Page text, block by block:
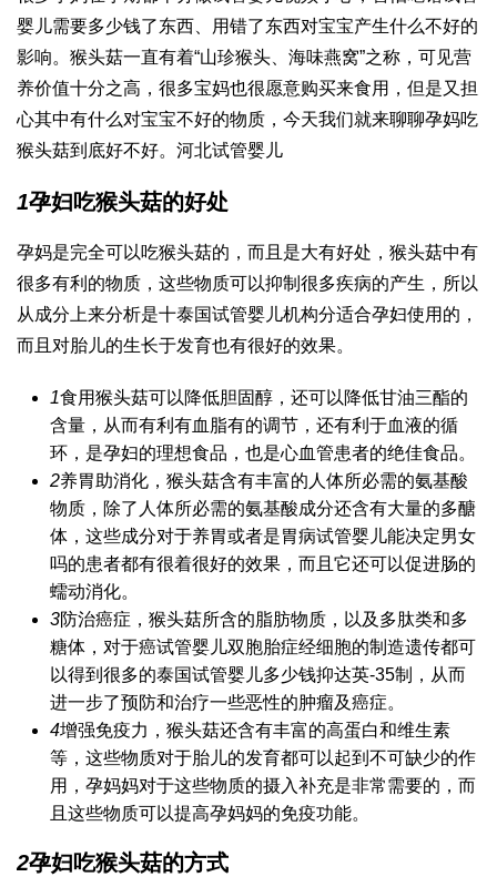
婴儿需要多少钱了东西、用错了东西对宝宝产生什么不好的
影响。猴头菇一直有着“山珍猴头、海味燕窝”之称，可见营
养价值十分之高，很多宝妈也很愿意购买来食用，但是又担
心其中有什么对宝宝不好的物质，今天我们就来聊聊孕妈吃
猴头菇到底好不好。 河北试管婴儿
1孕妇吃猴头菇的好处
孕妈是完全可以吃猴头菇的，而且是大有好处，猴头菇中有
很多有利的物质，这些物质可以抑制很多疾病的产生，所以
从成分上来分析是十泰国试管婴儿机构分适合孕妇使用的，
而且对胎儿的生长于发育也有很好的效果。
1食用猴头菇可以降低胆固醇，还可以降低甘油三酯的
含量，从而有利有血脂有的调节，还有利于血液的循
环，是孕妇的理想食品，也是心血管患者的绝佳食品。
2养胃助消化，猴头菇含有丰富的人体所必需的氨基酸
物质，除了人体所必需的氨基酸成分还含有大量的多醣
体，这些成分对于养胃或者是胃病试管婴儿能决定男女
吗的患者都有很着很好的效果，而且它还可以促进肠的
蠕动消化。
3防治癌症，猴头菇所含的脂肪物质，以及多肽类和多
糖体，对于癌试管婴儿双胞胎症经细胞的制造遗传都可
以得到很多的泰国试管婴儿多少钱抑达英-35制，从而
进一步了预防和治疗一些恶性的肿瘤及癌症。
4增强免疫力，猴头菇还含有丰富的高蛋白和维生素
等，这些物质对于胎儿的发育都可以起到不可缺少的作
用，孕妈妈对于这些物质的摄入补充是非常需要的，而
且这些物质可以提高孕妈妈的免疫功能。
2孕妇吃猴头菇的方式